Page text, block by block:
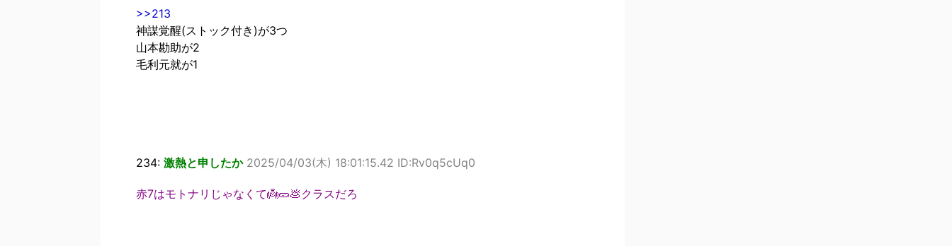
>>213
神謀覚醒(ストック付き)が3つ
山本勘助が2
毛利元就が1
234: 激熱と申したか 2025/04/03(木) 18:01:15.42 ID:Rv0q5cUq0
赤7はモトナリじゃなくて👼🥒💩クラスだろ